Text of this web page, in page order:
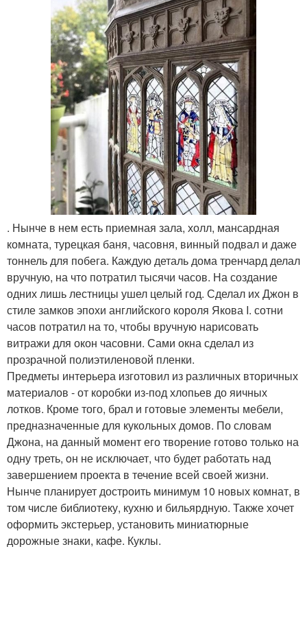
. Нынче в нем есть приемная зала, холл, мансардная
комната, турецкая баня, часовня, винный подвал и даже
тоннель для побега. Каждую деталь дома тренчард делал
вручную, на что потратил тысячи часов. На создание
одних лишь лестницы ушел целый год. Сделал их Джон в
стиле замков эпохи английского короля Якова I. сотни
часов потратил на то, чтобы вручную нарисовать
витражи для окон часовни. Сами окна сделал из
прозрачной полиэтиленовой пленки.
Предметы интерьера изготовил из различных вторичных
материалов - от коробки из-под хлопьев до яичных
лотков. Кроме того, брал и готовые элементы мебели,
предназначенные для кукольных домов. По словам
Джона, на данный момент его творение готово только на
одну треть, oн не исключает, что будет работать над
завершением проекта в течение всей своей жизни.
Нынче планирует достроить минимум 10 новых комнат, в
том числе библиотеку, кухню и бильярдную. Также хочет
оформить экстерьер, установить миниатюрные
дорожные знаки, кафе. Куклы.